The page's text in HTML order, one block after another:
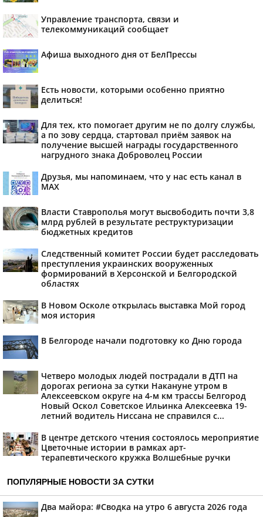
Управление транспорта, связи и
телекоммуникаций сообщает
Афиша выходного дня от БелПрессы
Есть новости, которыми особенно приятно
делиться!
Для тех, кто помогает другим не по долгу службы,
а по зову сердца, стартовал приём заявок на
получение высшей награды государственного
нагрудного знака Доброволец России
Друзья, мы напоминаем, что у нас есть канал в
МАХ
Власти Ставрополья могут высвободить почти 3,8
млрд рублей в результате реструктуризации
бюджетных кредитов
Следственный комитет России будет расследовать
преступления украинских вооруженных
формирований в Херсонской и Белгородской
областях
В Новом Осколе открылась выставка Мой город
моя история
В Белгороде начали подготовку ко Дню города
Четверо молодых людей пострадали в ДТП на
дорогах региона за сутки Накануне утром в
Алексеевском округе на 4-м км трассы Белгород
Новый Оскол Советское Ильинка Алексеевка 19-
летний водитель Ниссана не справился с...
В центре детского чтения состоялось мероприятие
Цветочные истории в рамках арт-
терапевтического кружка Волшебные ручки
ПОПУЛЯРНЫЕ НОВОСТИ ЗА СУТКИ
Два майора: #Сводка на утро 6 августа 2026 года